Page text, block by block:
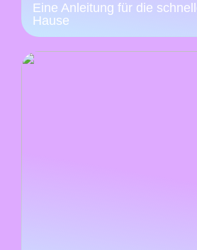
Eine Anleitung für die
Hause